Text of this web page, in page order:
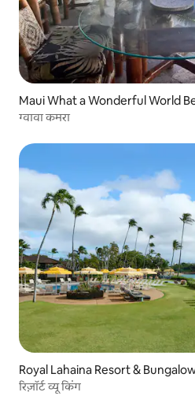
Maui What a Wonderful World
ast
ग्वावा कमरा
Royal Lahaina Resort &
रिज़ॉर्ट व्यू किंग